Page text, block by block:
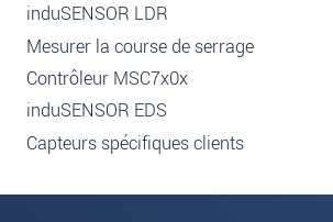
induSENSOR LDR
Mesurer la course de serrage
Contrôleur MSC7x0x
induSENSOR EDS
Capteurs spécifiques clients